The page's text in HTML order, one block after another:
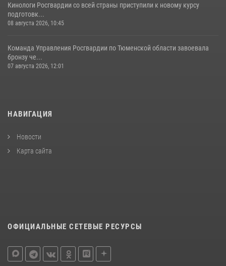
Кинологи Росгвардии со всей страны приступили к новому курсу
подготовк...
08 августа 2026, 10:45
Команда Управления Росгвардии по Тюменской области завоевала
бронзу че...
07 августа 2026, 12:01
НАВИГАЦИЯ
Новости
Карта сайта
ОФИЦИАЛЬНЫЕ СЕТЕВЫЕ РЕСУРСЫ